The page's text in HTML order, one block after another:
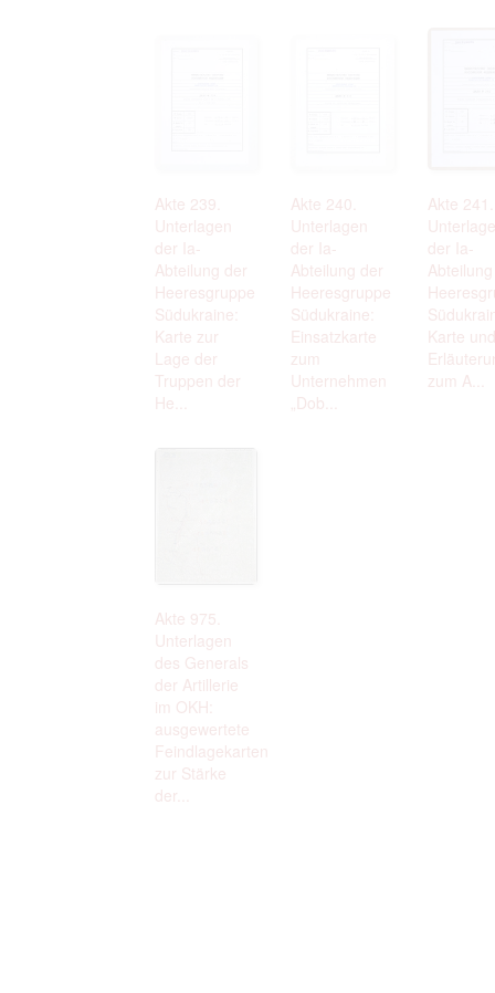
Akte 239.
Unterlagen
der Ia-
Abteilung der
Heeresgruppe
Südukraine:
Karte zur
Lage der
Truppen der
He...
Akte 240.
Unterlagen
der Ia-
Abteilung der
Heeresgruppe
Südukraine:
Einsatzkarte
zum
Unternehmen
„Dob...
Akte 241.
der Ia-
Karte und
zum A...
Akte 975.
Unterlagen
des Generals
der Artillerie
im OKH:
ausgewertete
Feindlagekarten
zur Stärke
der...